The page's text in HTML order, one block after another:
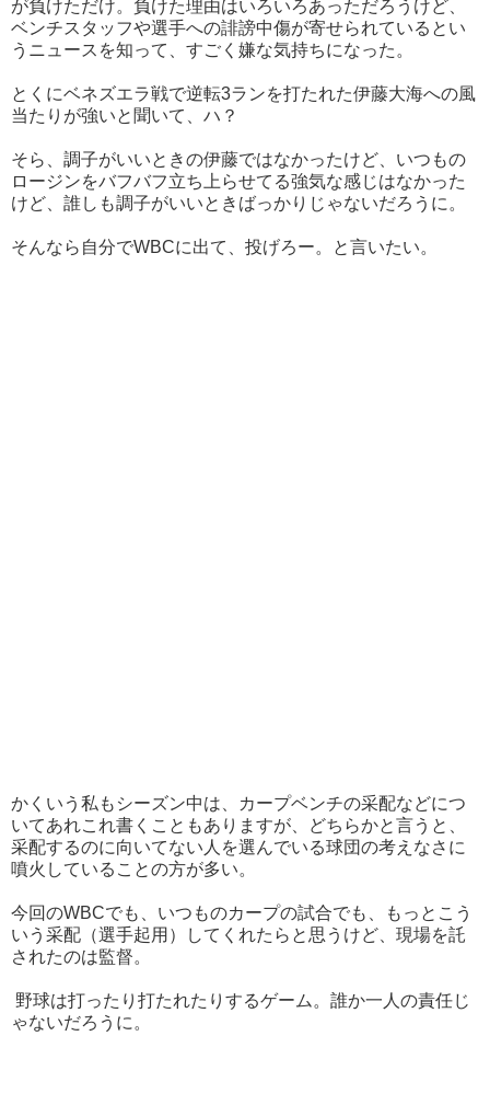
が負けただけ。負けた理由はいろいろあっただろうけど、
ベンチスタッフや選手への誹謗中傷が寄せられているとい
うニュースを知って、すごく嫌な気持ちになった。
とくにベネズエラ戦で逆転3ランを打たれた伊藤大海への風
当たりが強いと聞いて、ハ？
そら、調子がいいときの伊藤ではなかったけど、いつもの
ロージンをバフバフ立ち上らせてる強気な感じはなかった
けど、誰しも調子がいいときばっかりじゃないだろうに。
そんなら自分でWBCに出て、投げろー。と言いたい。
かくいう私もシーズン中は、カープベンチの采配などにつ
いてあれこれ書くこともありますが、どちらかと言うと、
采配するのに向いてない人を選んでいる球団の考えなさに
噴火していることの方が多い。
今回のWBCでも、いつものカープの試合でも、もっとこう
いう采配（選手起用）してくれたらと思うけど、現場を託
されたのは監督。
野球は打ったり打たれたりするゲーム。誰か一人の責任じ
ゃないだろうに。